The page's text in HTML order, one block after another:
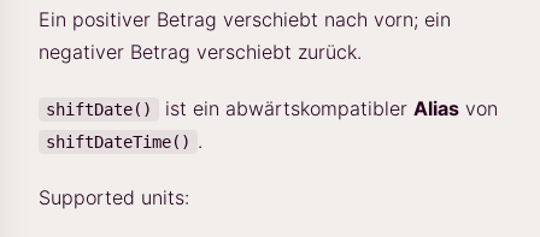
Ein positiver Betrag verschiebt nach vorn; ein
negativer Betrag verschiebt zurück.
shiftDate() ist ein abwärtskompatibler Aliasvon
shiftDateTime() .
Supported units: